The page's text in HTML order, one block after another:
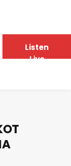
Listen
Live